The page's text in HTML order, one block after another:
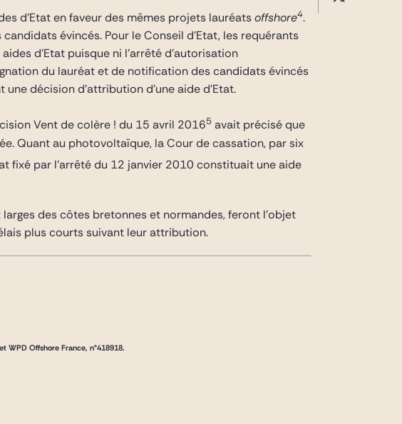
d’Etat en faveur des mêmes projets lauréatsoffshore4.
évincés. Pour le Conseil d’Etat, les requérants
d’Etat puisque ni l’arrêté d’autorisation
du lauréat et de notification des candidats évincés
décision d’attribution d’une aide d’Etat.
Vent de colère ! du 15 avril 20165 avait précisé que
Quant au photovoltaïque, la Cour de cassation, par six
fixé par l’arrêté du 12 janvier 2010 constituait une aide
des côtes bretonnes et normandes, feront l’objet
plus courts suivant leur attribution.
WPD Offshore France, n°418918.